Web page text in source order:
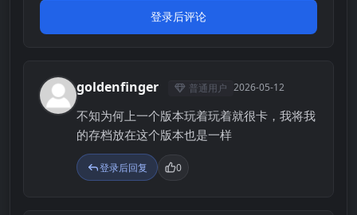
登录后评论
G goldenfinger 普通用户 2026-05-12
不知为何上一个版本玩着玩着就很卡，我将我
的存档放在这个版本也是一样
登录后回复 0